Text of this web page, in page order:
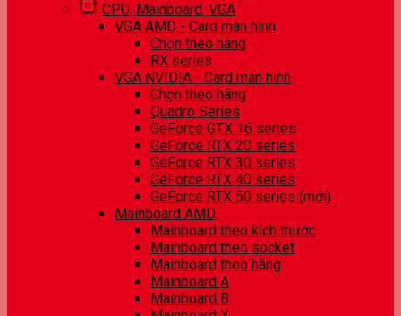
CPU, Mainboard, VGA
VGA AMD - Card màn hình
Chọn theo hãng
RX series
VGA NVIDIA - Card màn hình
Chọn theo hãng
Quadro Series
GeForce GTX 16 series
GeForce RTX 20 series
GeForce RTX 30 series
GeForce RTX 40 series
GeForce RTX 50 series (mới)
Mainboard AMD
Mainboard theo kích thước
Mainboard theo socket
Mainboard theo hãng
Mainboard A
Mainboard B